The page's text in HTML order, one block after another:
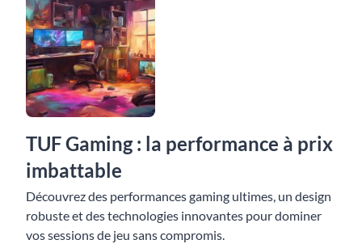
TUF Gaming : la performance à prix
imbattable
Découvrez des performances gaming ultimes, un design
robuste et des technologies innovantes pour dominer
vos sessions de jeu sans compromis.